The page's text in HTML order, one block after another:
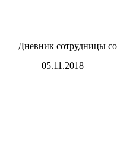
Дневник сотрудницы
05.11.2018